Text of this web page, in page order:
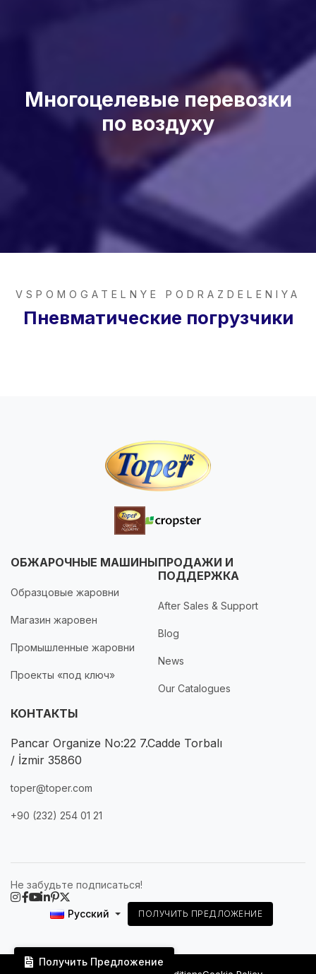
Многоцелевые перевозки
по воздуху
VSPOMOGATELNYE PODRAZDELENIYA
Пневматические погрузчики
ОБЖАРОЧНЫЕ МАШИНЫ
Образцовые жаровни
Магазин жаровен
Промышленные жаровни
Проекты «под ключ»
ПРОДАЖИ И
ПОДДЕРЖКА
After Sales & Support
Blog
News
Our Catalogues
КОНТАКТЫ
Pancar Organize No:22 7.Cadde Torbalı
/ İzmir 35860
toper@toper.com
+90 (232) 254 01 21
Не забудьте подписаться!
Русский ПОЛУЧИТЬ ПРЕДЛОЖЕНИЕ
Получить Предложение